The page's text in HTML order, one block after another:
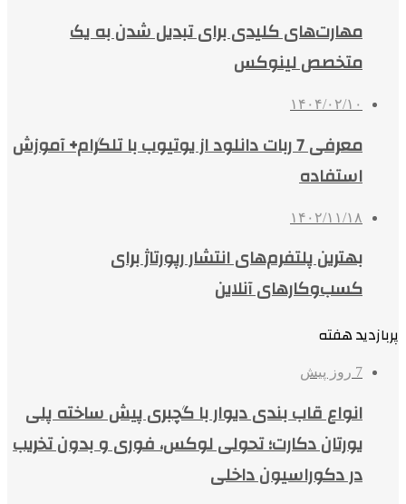
مهارت‌های کلیدی برای تبدیل شدن به یک
متخصص لینوکس
۱۴۰۴/۰۲/۱۰
معرفی 7 ربات دانلود از یوتیوب با تلگرام+ آموزش
استفاده
۱۴۰۲/۱۱/۱۸
بهترین پلتفرم‌های انتشار رپورتاژ برای
کسب‌وکارهای آنلاین
پربازدید هفته
7 روز پیش
انواع قاب بندی دیوار با گچبری پیش ساخته پلی
یورتان دکارت؛ تحولی لوکس، فوری و بدون تخریب
در دکوراسیون داخلی